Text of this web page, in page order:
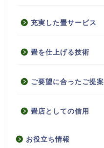
充実した畳サービス
畳を仕上げる技術
ご要望に合ったご提案
畳店としての信用
お役立ち情報